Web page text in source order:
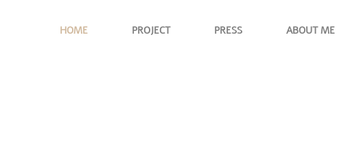
HOME PROJECT PRESS ABOUT ME